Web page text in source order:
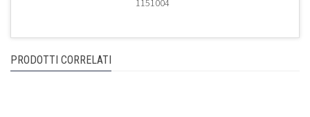
1151004
PRODOTTI CORRELATI